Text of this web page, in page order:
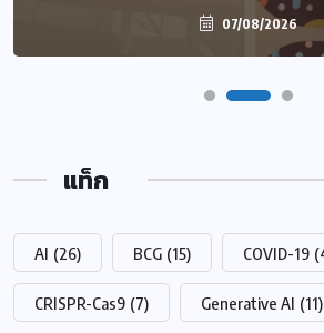
07/08/2026
07/08/2026
แท็ก
AI (26) BCG (15) COVID-19
CRISPR-Cas9 (7) Generative AI (11)